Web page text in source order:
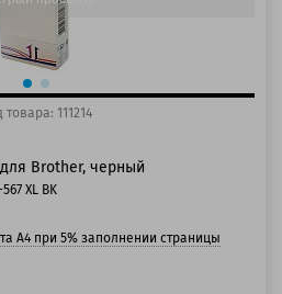
товара: 111214
для Brother, черный
XL BK
А4 при 5% заполнении страницы